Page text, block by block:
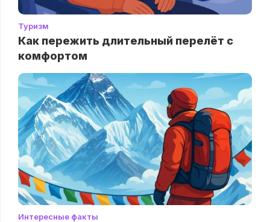
Туризм
Как пережить длительный перелёт с
комфортом
Интересные факты